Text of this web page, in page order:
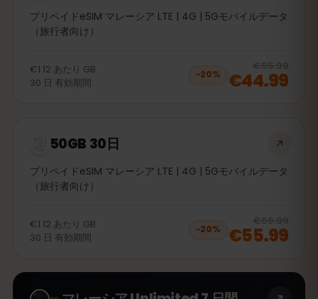
プリペイドeSIM マレーシア LTE | 4G | 5Gモバイルデータ
（旅行者向け）
€1.12 あたり GB
30 日 有効期間
−20%
€55.99
€44.99
50GB 30日
プリペイドeSIM マレーシア LTE | 4G | 5Gモバイルデータ
（旅行者向け）
€1.12 あたり GB
30 日 有効期間
−20%
€69.99
€55.99